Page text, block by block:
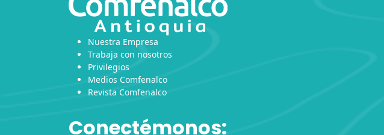
Nuestra Empresa
Trabaja con nosotros
Privilegios
Medios Comfenalco
Revista Comfenalco
Conectémonos: